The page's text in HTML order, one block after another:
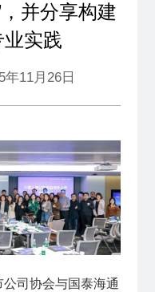
并分享构建
实践
年11月26日
司协会与国泰海通